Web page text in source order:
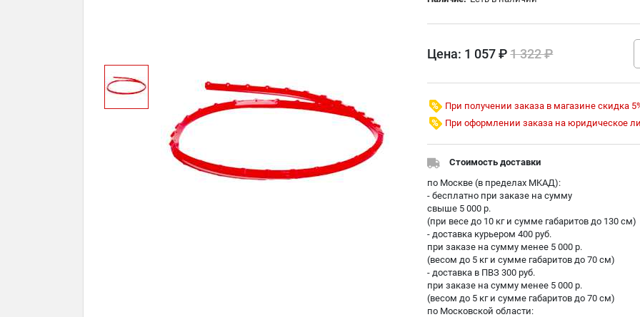
Цена: 1 057 ₽1 322 ₽
При получении заказа в магазине скидка
При оформлении заказа на юридическое
Стоимость доставки
по Москве (в пределах МKAД):
- бесплатно при заказе на сумму
свыше 5 000 р.
(при весе до 10 кг и сумме габаритов до 130 см)
- доставка курьером 400 руб.
при заказе на сумму менее 5 000 р.
(весом до 5 кг и сумме габаритов до 70 см)
- доставка в ПВЗ 300 руб.
при заказе на сумму менее 5 000 р.
(весом до 5 кг и сумме габаритов до 70 см)
по Московской области: